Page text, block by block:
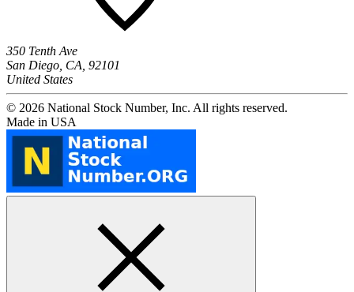
350 Tenth Ave
San Diego, CA, 92101
United States
© 2026 National Stock Number, Inc. All rights reserved.
Made in USA